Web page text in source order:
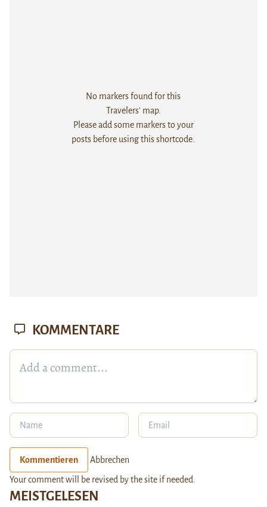
No markers found for this
Travelers' map.
Please add some markers to your
posts before using this shortcode.
MEISTGELESEN
KOMMENTARE
Kommentieren Abbrechen
Your comment will be revised by the site if needed.